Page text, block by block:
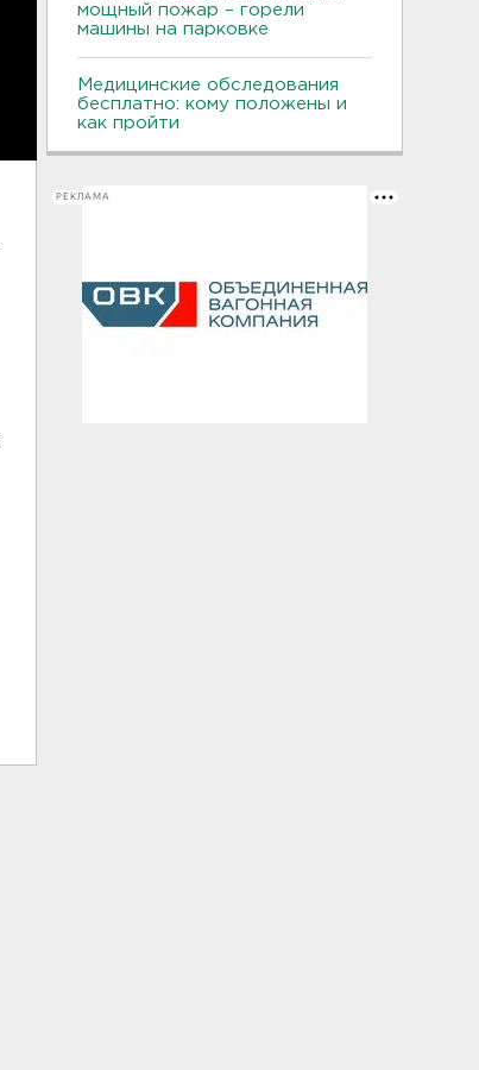
мощный пожар – горели
машины на парковке
Медицинские обследования
бесплатно: кому положены и
как пройти
РЕКЛАМА